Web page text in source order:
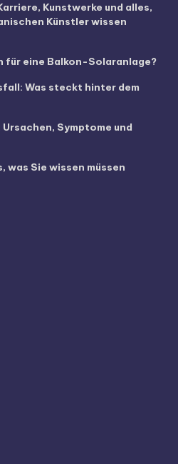
Kunstwerke und alles,
Künstler wissen
für eine Balkon-Solaranlage?
Was steckt hinter dem
Symptome und
was Sie wissen müssen